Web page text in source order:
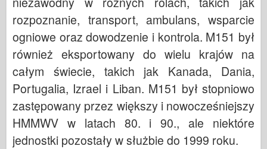
rozpoznanie, transport, ambulans, wsparcie
ogniowe oraz dowodzenie i kontrola. M151 był
również eksportowany do wielu krajów na
całym świecie, takich jak Kanada, Dania,
Portugalia, Izrael i Liban. M151 był stopniowo
zastępowany przez większy i nowocześniejszy
HMMWV w latach 80. i 90., ale niektóre
jednostki pozostały w służbie do 1999 roku.